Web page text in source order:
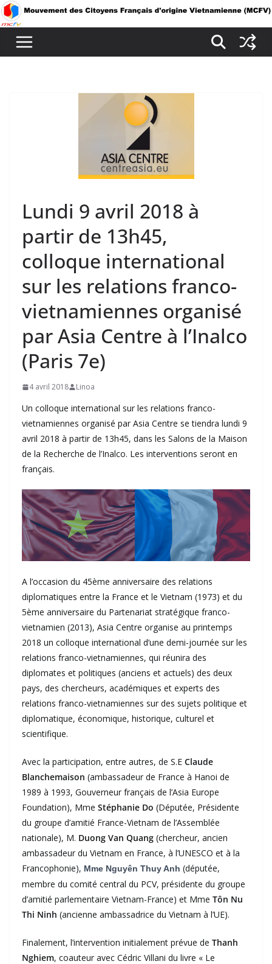
Passer
au
contenu
Lundi 9 avril 2018 à
partir de 13h45,
colloque international
sur les relations franco-
vietnamiennes organisé
par Asia Centre à l’Inalco
(Paris 7e)
4 avril 2018 Linoa
Un colloque international sur les relations franco-
vietnamiennes organisé par Asia Centre se tiendra lundi 9
avril 2018 à partir de 13h45, dans les Salons de la Maison
de la Recherche de l’Inalco. Les interventions seront en
français.
A l’occasion du 45ème anniversaire des relations
diplomatiques entre la France et le Vietnam (1973) et du
5ème anniversaire du Partenariat stratégique franco-
vietnamien (2013), Asia Centre organise au printemps
2018 un colloque international d’une demi-journée sur les
relations franco-vietnamiennes, qui réunira des
diplomates et politiques (anciens et actuels) des deux
pays, des chercheurs, académiques et experts des
relations franco-vietnamiennes sur des sujets politique et
diplomatique, économique, historique, culturel et
scientifique.
Avec la participation, entre autres, de S.E Claude
Blanchemaison (ambassadeur de France à Hanoi de
1989 à 1993, Gouverneur français de l’Asia Europe
Foundation), Mme Stéphanie Do (Députée, Présidente
du groupe d’amitié France-Vietnam de l’Assemblée
nationale), M. Duong Van Quang (chercheur, ancien
ambassadeur du Vietnam en France, à l’UNESCO et à la
Francophonie), Mme Nguyên Thuy Anh (députée,
membre du comité central du PCV, présidente du groupe
d’amitié parlementaire Vietnam-France) et Mme Tôn Nu
Thi Ninh (ancienne ambassadrice du Vietnam à l’UE).
Finalement, l’intervention initialement prévue de Thanh
Nghiem, coauteur avec Cédric Villani du livre « Le